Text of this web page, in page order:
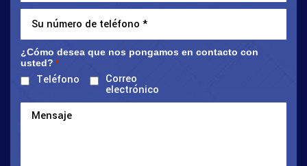
¿Cómo desea que nos pongamos en contacto con
usted? *
Teléfono Correo
electrónico